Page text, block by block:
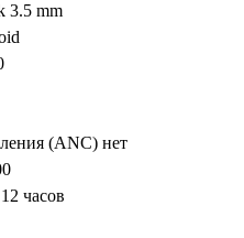
3.5 mm
(ANC) нет
часов